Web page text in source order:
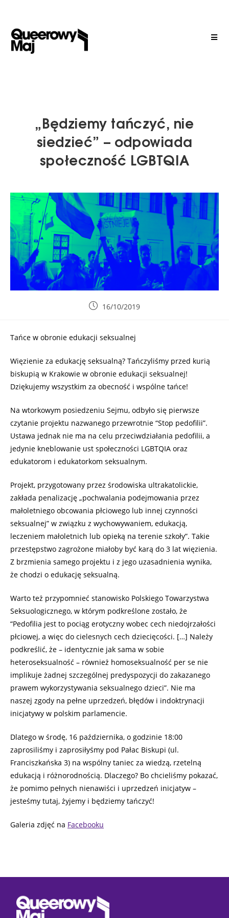
„Będziemy tańczyć, nie
siedzieć” – odpowiada
społeczność LGBTQIA
16/10/2019
Tańce w obronie edukacji seksualnej
Więzienie za edukację seksualną? Tańczyliśmy przed kurią
biskupią w Krakowie w obronie edukacji seksualnej!
Dziękujemy wszystkim za obecność i wspólne tańce!
Na wtorkowym posiedzeniu Sejmu, odbyło się pierwsze
czytanie projektu nazwanego przewrotnie “Stop pedofilii”.
Ustawa jednak nie ma na celu przeciwdziałania pedofilii, a
jedynie kneblowanie ust społeczności LGBTQIA oraz
edukatorom i edukatorkom seksualnym.
Projekt, przygotowany przez środowiska ultrakatolickie,
zakłada penalizację „pochwalania podejmowania przez
małoletniego obcowania płciowego lub innej czynności
seksualnej” w związku z wychowywaniem, edukacją,
leczeniem małoletnich lub opieką na terenie szkoły”. Takie
przestępstwo zagrożone miałoby być karą do 3 lat więzienia.
Z brzmienia samego projektu i z jego uzasadnienia wynika,
że chodzi o edukację seksualną.
Warto też przypomnieć stanowisko Polskiego Towarzystwa
Seksuologicznego, w którym podkreślone zostało, że
“Pedofilia jest to pociąg erotyczny wobec cech niedojrzałości
płciowej, a więc do cielesnych cech dziecięcości. […] Należy
podkreślić, że – identycznie jak sama w sobie
heteroseksualność – również homoseksualność per se nie
implikuje żadnej szczególnej predyspozycji do zakazanego
prawem wykorzystywania seksualnego dzieci”. Nie ma
naszej zgody na pełne uprzedzeń, błędów i indoktrynacji
inicjatywy w polskim parlamencie.
Dlatego w środę, 16 października, o godzinie 18:00
zaprosiliśmy i zaprosiłyśmy pod Pałac Biskupi (ul.
Franciszkańska 3) na wspólny taniec za wiedzą, rzetelną
edukacją i różnorodnością. Dlaczego? Bo chcieliśmy pokazać,
że pomimo pełnych nienawiści i uprzedzeń inicjatyw –
jesteśmy tutaj, żyjemy i będziemy tańczyć!
Galeria zdjęć na Facebooku